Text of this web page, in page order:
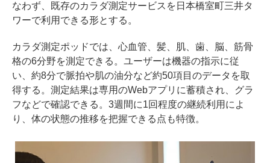
なわず、既存のカラダ測定サービスを日本橋室町三井タ
ワーで利用できる形とする。
カラダ測定ポッドでは、心血管、髪、肌、歯、脳、筋骨
格の6分野を測定できる。ユーザーは機器の指示に従
い、約8分で脈拍や肌の油分など約50項目のデータを取
得する。測定結果は専用のWebアプリに蓄積され、グラ
フなどで確認できる。3週間に1回程度の継続利用によ
り、体の状態の推移を把握できる点も特徴。